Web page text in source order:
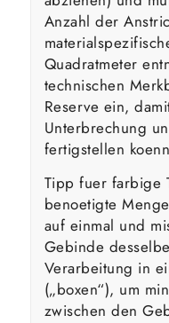
Anzahl der
Quadratmeter
technischen
Reserve ein,
Unterbrechung
fertigstellen
Tipp fuer farbige
benoetigte
auf einmal und
Gebinde
Verarbeitung in
(„boxen“), um
zwischen den